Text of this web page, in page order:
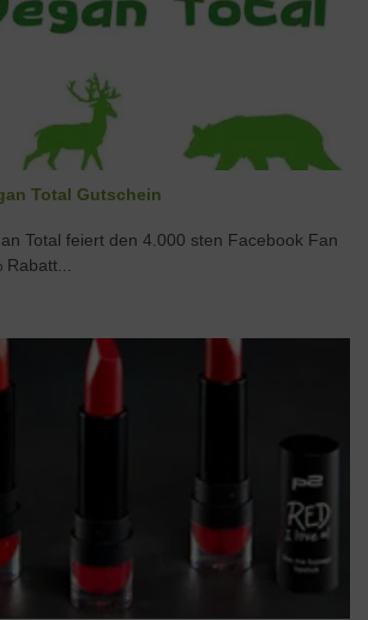
Total Gutschein
Total feiert den 4.000 sten Facebook Fan